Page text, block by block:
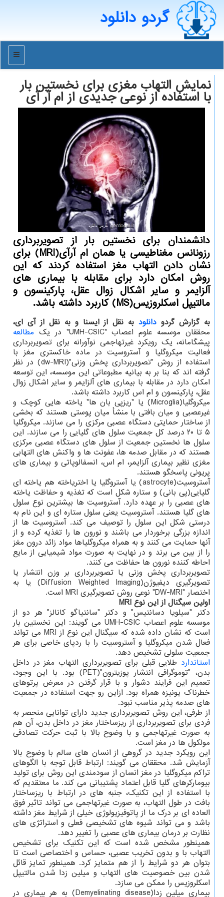
گردو دانلود
منو
نمایش التهاب مغزی برای نخستین بار
با استفاده از نوعی جدیدی از ام آر آی
دانشمندان برای نخستین بار از تصویربرداری
رزونانس مغناطیسی یا همان ام آرآی(MRI) برای
نشان دادن التهاب مغز استفاده کردند که این
روش امکان دارد برای مقابله با بیماری های
آلزایمر و سایر اشکال زوال عقل، پارکینسون و
مالتیپل اسکلروزیس(MS) کاربرد داشته باشد.
به گزارش گردو دانلودبه نقل از ایسنا و به نقل از آی ای،
محققان موسسه علوم اعصاب "UMH-CSIC" در یک
مطالعه
پیشگامانه، یک رویکرد غیرتهاجمی نوآورانه برای تصویربرداری
فعالیت میکروگلیا و آستروسیت در ماده خاکستری مغز با
استفاده از روش "تصویربرداری پخش وزنی"(dw-MRI) در نظر
گرفته اند که بنا بر به بیانیه مطبوعاتی این موسسه، این توسعه
امکان دارد در مقابله با بیماری های آلزایمر و سایر اشکال زوال
عقل، پارکینسون و ام اس کاربرد داشته باشد.
میکروگلیا(Microglia) یا "ریزپی بان ها" یاخته هایی کوچک و
غیرعصبی و میان بافتی با منشأ میان پوستی هستند که بخشی
از ساختار حمایتی دستگاه عصبی مرکزی را می سازند. میکروگلیا
۵ تا ۲۰ درصد کل جمعیت سلول های گلیایی را می سازند. این
سلول ها نخستین جمعیت از سلول های دستگاه عصبی مرکزی
هستند که در مقابل صدمه ها، عفونت ها و واکنش های التهابی
مغزی نظیر بیماری آلزایمر، ام اس، انسفالوپاتی و بیماری های
پریونی پاسخگو هستند.
آستروسیت(astrocyte) یا آستروگلیا یا اختریاخته هم یاخته ای
گلیایی(پی بانی) و ستاره شکل است که تغذیه و حفاظت یاخته
های عصبی را بر عهده دارد. آستروسیت ها بیشترین نوع سلول
های گلیا هستند. آستروسیت یعنی سلول ستاره ای و این نام به
درستی شکل این سلول را توصیف می کند. آستروسیت ها از
اندازه بزرگی برخوردار می باشند و نورون ها را تغذیه کرده و از
آنها حمایت می کنند و به همراه میکروگلیاها مواد زائد درون مغز
را از بین می برند و در نهایت به صورت مواد شیمیایی از مایع
احاطه کننده نورون ها حفاظت می کنند.
تصویربرداری پخش وزنی یا تصویربرداری بر وزن انتشار یا
تصویرگیری دیفیوژن(Diffusion Weighted Imaging) یا به
اختصار "DW-MRI" نوعی روش تصویرگیری MRI است.
اولین سیگنال از این نوع MRI
دکتر "سیلویا دسانتیس" و دکتر "سانتیاگو کانالز" هر دو از
موسسه علوم اعصاب UMH-CSIC می گویند: این نخستین بار
است که نشان داده شده که سیگنال این نوع از MRI می تواند
فعال شدن میکروگلیا و آستروسیت را با ردپای خاصی برای هر
جمعیت سلولی تشخیص دهد.
استاندارد طلایی قبلی برای تصویربرداری التهاب مغز در داخل
بدن، "توموگرافی انتشار پوزیترون"(PET) بود. با این وجود،
تعمیم این فرایند دشوار و با قرار گرفتن در معرض پرتوهای
خطرناک یونیزه همراه بود. ازاین رو جهت استفاده در جمعیت
های صدمه پذیر مناسب نبود.
از طرفی، این روش تصویربرداری جدید دارای توانایی منحصر به
فردی برای تصویربرداری از ریزساختار مغز در داخل بدن، آن هم
به صورت غیرتهاجمی و با وضوح بالا با ثبت حرکت تصادفی
مولکول ها در مغز است.
این رویکرد جدید در گروهی از انسان های سالم با وضوح بالا
آزمایش شد. محققان می گویند: ارتباط قابل توجه با الگوهای
تراکم میکروگلیا در مغز انسان از سودمندی این روش برای تولید
بیومارکرهای گلیا قابل اعتماد پشتیبانی می کند. ما معتقدیم که
با استفاده از این تکنیک، جنبه های در ارتباط با ریزساختار
بافت در طول التهاب، به صورت غیرتهاجمی می تواند تاثیر فوق
العاده ای بر درک ما از پاتوفیزیولوژی خیلی از شرایط مغز داشته
باشد و می تواند شیوه های تشخیصی فعلی و استراتژی های
نظارت بر درمان بیماری های عصبی را تغییر دهد.
همینطور مشخص شده است که این تکنیک برای تشخیص
التهاب با و بدون تخریب عصبی، حساس و اختصاصی است تا
بتوان هر دو شرایط را از هم متمایز کرد. همینطور تمایز قائل
شدن بین خصوصیت های التهاب و میلین زدا شدن مالتیپل
اسکلروزیس را ممکن می سازد.
بیماری میلین زدا(Demyelinating disease) به هر بیماری در